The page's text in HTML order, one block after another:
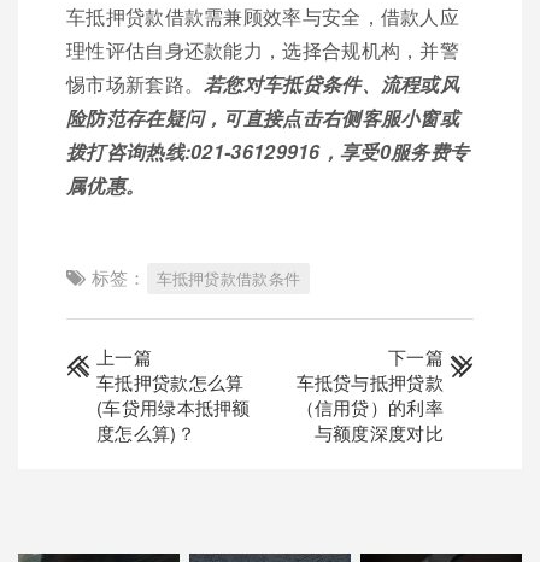
车抵押贷款借款需兼顾效率与安全，借款人应
理性评估自身还款能力，选择合规机构，并警
惕市场新套路。若您对车抵贷条件、流程或风
险防范存在疑问，可直接点击右侧客服小窗或
拨打咨询热线:021-36129916，享受0服务费专
属优惠。
标签： 车抵押贷款借款条件
上一篇
车抵押贷款怎么算
(车贷用绿本抵押额
度怎么算)？
下一篇
车抵贷与抵押贷款
（信用贷）的利率
与额度深度对比